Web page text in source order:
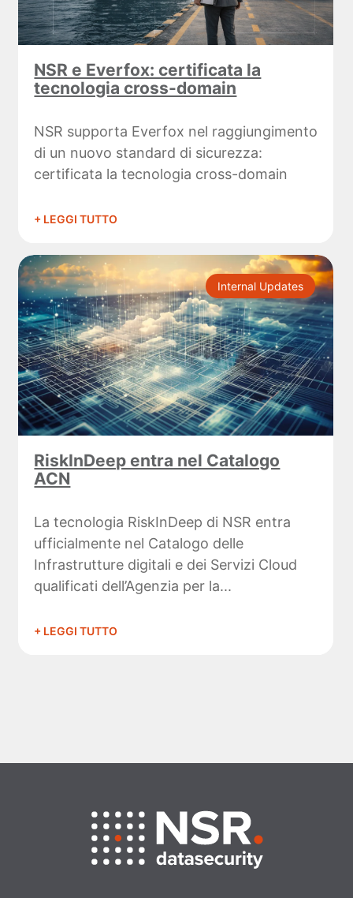
NSR e Everfox: certificata la
tecnologia cross-domain
NSR supporta Everfox nel raggiungimento
di un nuovo standard di sicurezza:
certificata la tecnologia cross-domain
+ LEGGI TUTTO
Internal Updates
RiskInDeep entra nel Catalogo
ACN
La tecnologia RiskInDeep di NSR entra
ufficialmente nel Catalogo delle
Infrastrutture digitali e dei Servizi Cloud
qualificati dell’Agenzia per la...
+ LEGGI TUTTO